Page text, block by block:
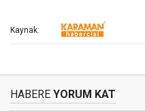
Kaynak:
HABERE YORUM KAT